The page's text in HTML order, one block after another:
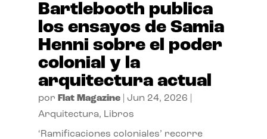
Bartlebooth publica
los ensayos de Samia
Henni sobre el poder
colonial y la
arquitectura actual
por Flat Magazine| Jun 24, 2026
Arquitectura, Libros
‘Ramificaciones coloniales’ recorre